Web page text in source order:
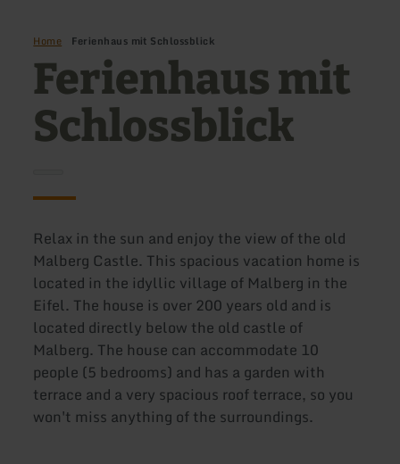
Home Ferienhaus mit Schlossblick
Ferienhaus mit
Schlossblick
Relax in the sun and enjoy the view of the old
Malberg Castle. This spacious vacation home is
located in the idyllic village of Malberg in the
Eifel. The house is over 200 years old and is
located directly below the old castle of
Malberg. The house can accommodate 10
people (5 bedrooms) and has a garden with
terrace and a very spacious roof terrace, so you
won't miss anything of the surroundings.